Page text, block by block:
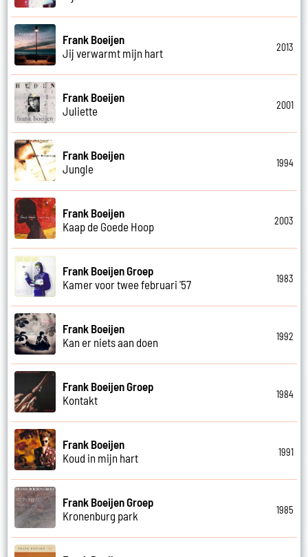
Frank Boeijen
Jij verwarmt mijn hart
2013
Frank Boeijen
Juliette
2001
Frank Boeijen
Jungle
1994
Frank Boeijen
Kaap de Goede Hoop
2003
Frank Boeijen Groep
Kamer voor twee februari '57
1983
Frank Boeijen
Kan er niets aan doen
1992
Frank Boeijen Groep
Kontakt
1984
Frank Boeijen
Koud in mijn hart
1991
Frank Boeijen Groep
Kronenburg park
1985